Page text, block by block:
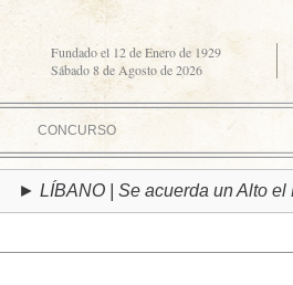
Fundado el 12 de Enero de 1929
Sábado 8 de Agosto de 2026
CONCURSO
LÍBANO | Se acuerda un Alto el